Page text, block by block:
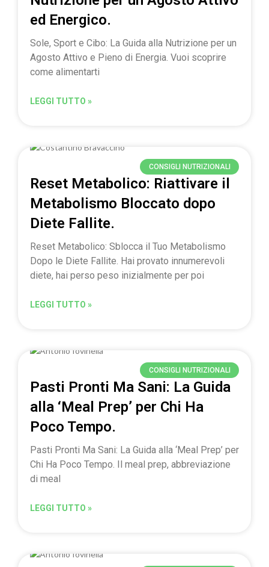
ed Energico.
Sole, Sport e Cibo: La Guida alla Nutrizione per un
Agosto Attivo e Pieno di Energia. Vuoi scoprire
come alimentarti
LEGGI TUTTO »
CONSIGLI NUTRIZIONALI
Reset Metabolico: Riattivare il
Metabolismo Bloccato dopo
Diete Fallite.
Reset Metabolico: Sblocca il Tuo Metabolismo
Dopo le Diete Fallite. Hai provato innumerevoli
diete, hai perso peso inizialmente per poi
LEGGI TUTTO »
CONSIGLI NUTRIZIONALI
Pasti Pronti Ma Sani: La Guida
alla ‘Meal Prep’ per Chi Ha
Poco Tempo.
Pasti Pronti Ma Sani: La Guida alla ‘Meal Prep’ per
Chi Ha Poco Tempo. Il meal prep, abbreviazione
di meal
LEGGI TUTTO »